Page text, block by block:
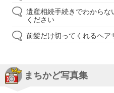
遺産相続手続きでわからな
ください
前髪だけ切ってくれるヘア
まちかど写真集